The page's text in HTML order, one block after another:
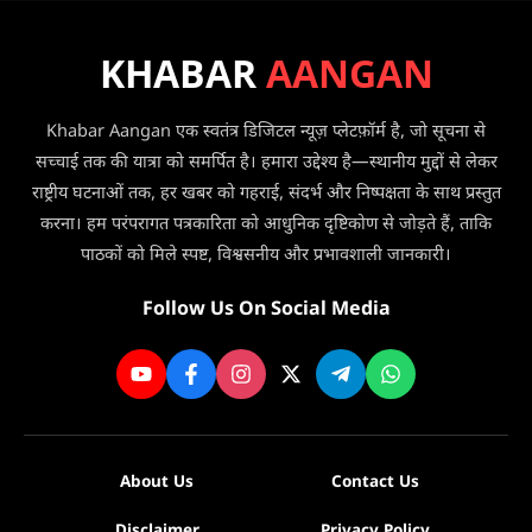
समेत
की
मौत
भारी
कटौती,
सप्ताह
में
सिर्फ
3
दिन
सेवा
KHABARAANGAN
Khabar Aangan एक स्वतंत्र डिजिटल न्यूज़ प्लेटफ़ॉर्म है, जो सूचना से
सच्चाई तक की यात्रा को समर्पित है। हमारा उद्देश्य है—स्थानीय मुद्दों से लेकर
राष्ट्रीय घटनाओं तक, हर खबर को गहराई, संदर्भ और निष्पक्षता के साथ प्रस्तुत
करना। हम परंपरागत पत्रकारिता को आधुनिक दृष्टिकोण से जोड़ते हैं, ताकि
पाठकों को मिले स्पष्ट, विश्वसनीय और प्रभावशाली जानकारी।
Follow Us On Social Media
About Us Contact Us